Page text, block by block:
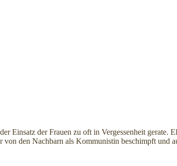
Einsatz der Frauen zu oft in Vergessenheit gerate.
den Nachbarn als Kommunistin beschimpft und